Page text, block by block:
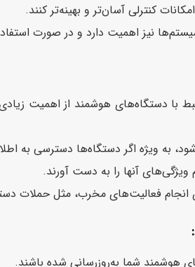
کنترلی آسان‌تر و بهینه‌تر کنند.
نیز اهمیت دارد و در صورت
دستگاه‌های هوشمند از اهمیت زیادی
به ویژه اگر دستگاه‌ها دسترسی به
آنها را به دست آورند.
فعالیت‌های مخرب، مثل حملات
هوشمند شما به‌روزرسانی شده باشند.